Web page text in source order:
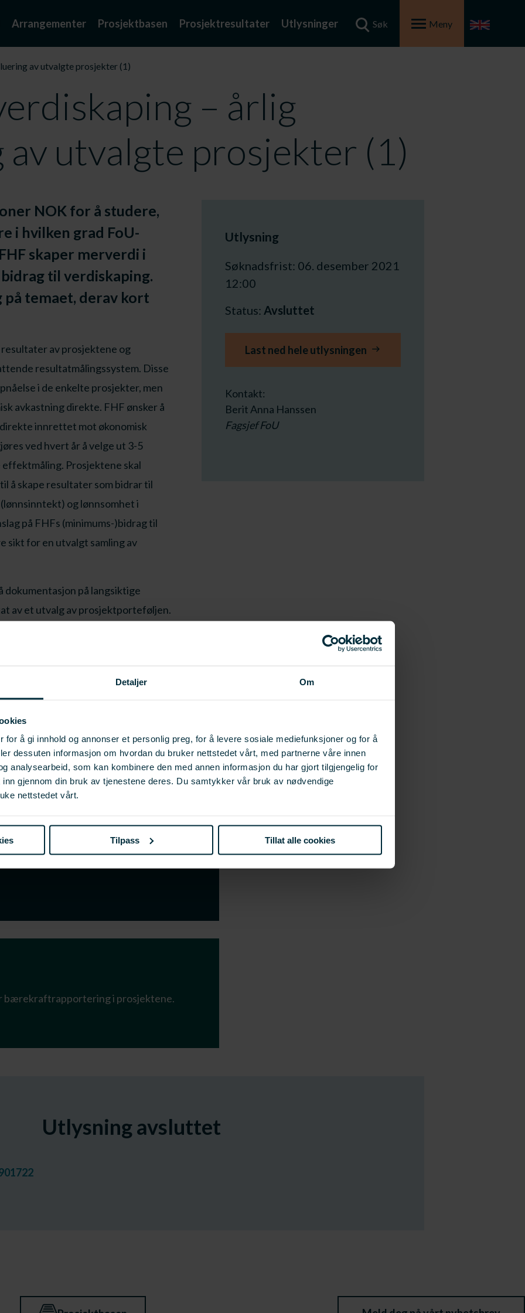
Detaljer Om
for å gi innhold og annonser et personlig preg, for å levere sosiale mediefunksjoner og for å
dessuten informasjon om hvordan du bruker nettstedet vårt, med partnerne våre innen
analysearbeid, som kan kombinere den med annen informasjon du har gjort tilgjengelig for
gjennom din bruk av tjenestene deres. Du samtykker vår bruk av nødvendige
nettstedet vårt.
Tilpass Tillat alle cookies
Arrangementer Prosjektbasen Prosjektresultater Utlysninger Søk Meny
av utvalgte prosjekter (1)
– årlig
av utvalgte prosjekter (1)
NOK for å studere,
i hvilken grad FoU-
skaper merverdi i
til verdiskaping.
på temaet, derav kort
av prosjektene og
resultatmålingssystem. Disse
i de enkelte prosjekter, men
avkastning direkte. FHF ønsker å
innrettet mot økonomisk
ved hvert år å velge ut 3-5
Prosjektene skal
å skape resultater som bidrar til
og lønnsomhet i
på FHFs (minimums-)bidrag til
sikt for en utvalgt samling av
på langsiktige
av et utvalg av prosjektporteføljen.
gjennom prosjektperioden
s etter målsettingen
tid siden slik at verdiskaping i
å evaluere
Utlysning
Søknadsfrist: 06. desember 2021
12:00
Status: Avsluttet
Last ned hele utlysningen
Kontakt:
Berit Anna Hanssen
Fagsjef FoU
til en digital søknadsportal for søknader på
bærekraftrapportering i prosjektene.
Utlysning avsluttet